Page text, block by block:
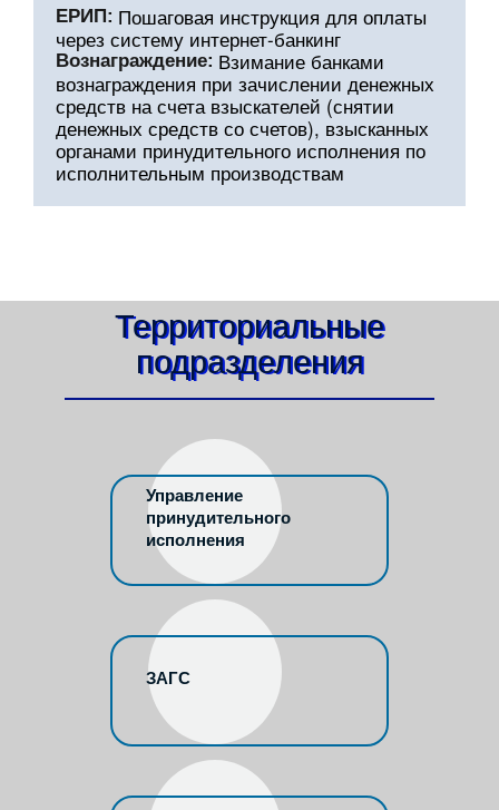
ЕРИП: Пошаговая инструкция для оплаты
через систему интернет-банкинг
Вознаграждение: Взимание банками
вознаграждения при зачислении денежных
средств на счета взыскателей (снятии
денежных средств со счетов), взысканных
органами принудительного исполнения по
исполнительным производствам
Территориальные
подразделения
Управление
принудительного
исполнения
ЗАГС